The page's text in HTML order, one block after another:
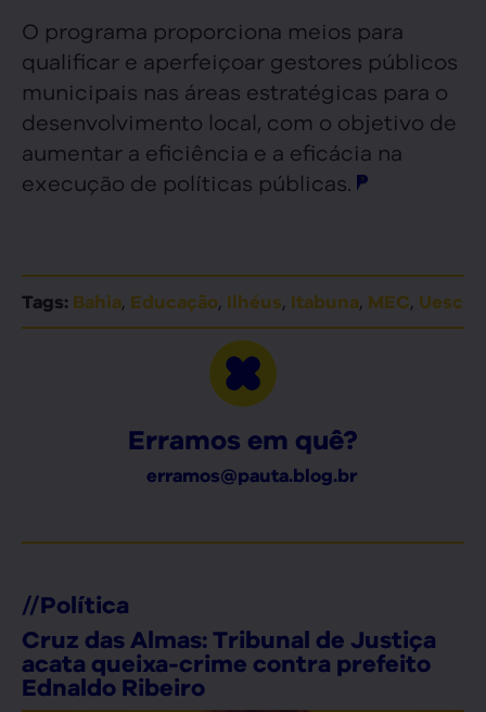
O programa proporciona meios para
qualificar e aperfeiçoar gestores públicos
municipais nas áreas estratégicas para o
desenvolvimento local, com o objetivo de
aumentar a eficiência e a eficácia na
execução de políticas públicas.
Tags: Bahia, Educação, Ilhéus, Itabuna, MEC, Uesc
Erramos em quê?
erramos@pauta.blog.br
//Política
Cruz das Almas: Tribunal de Justiça
acata queixa-crime contra prefeito
Ednaldo Ribeiro